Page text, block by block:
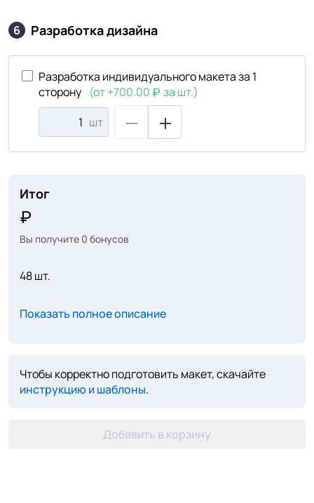
6 Разработка дизайна
Разработка индивидуального макета за 1
сторону (от +700.00
за шт.)
шт
Итог
Вы получите 0 бонусов
48 шт.
Показать полное описание
Чтобы корректно подготовить макет, скачайте
инструкцию и шаблоны.
Добавить в корзину